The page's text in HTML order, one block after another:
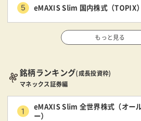
eMAXIS Slim 国内株式（TOPIX）
もっと見る
銘柄ランキング(成長投資枠)
マネックス証券編
eMAXIS Slim 全世界株式（オー
ー）